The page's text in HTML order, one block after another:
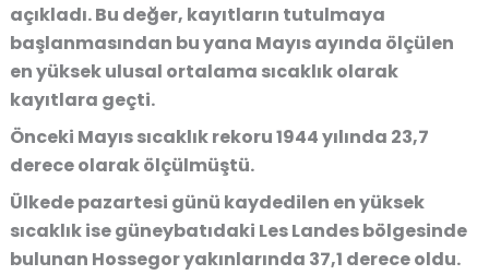
açıkladı. Bu değer, kayıtların tutulmaya
başlanmasından bu yana Mayıs ayında ölçülen
en yüksek ulusal ortalama sıcaklık olarak
kayıtlara geçti.
Önceki Mayıs sıcaklık rekoru 1944 yılında 23,7
derece olarak ölçülmüştü.
Ülkede pazartesi günü kaydedilen en yüksek
sıcaklık ise güneybatıdaki Les Landes bölgesinde
bulunan Hossegor yakınlarında 37,1 derece oldu.